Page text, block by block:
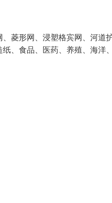
菱形网、浸塑格宾网、河道
、食品、医药、养殖、海洋